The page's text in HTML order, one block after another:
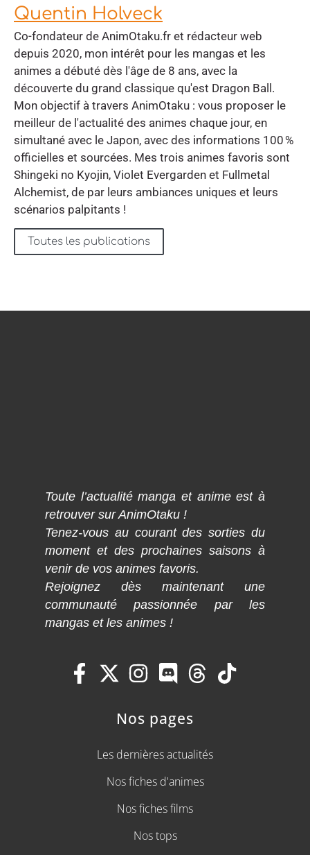
Quentin Holveck
Co-fondateur de AnimOtaku.fr et rédacteur web
depuis 2020, mon intérêt pour les mangas et les
animes a débuté dès l'âge de 8 ans, avec la
découverte du grand classique qu'est Dragon Ball.
Mon objectif à travers AnimOtaku : vous proposer le
meilleur de l'actualité des animes chaque jour, en
simultané avec le Japon, avec des informations 100 %
officielles et sourcées. Mes trois animes favoris sont
Shingeki no Kyojin, Violet Evergarden et Fullmetal
Alchemist, de par leurs ambiances uniques et leurs
scénarios palpitants !
Toutes les publications
Toute l’actualité manga et anime est à
retrouver sur AnimOtaku !
Tenez-vous au courant des sorties du
moment et des prochaines saisons à
venir de vos animes favoris.
Rejoignez dès maintenant une
communauté passionnée par les
mangas et les animes !
Nos pages
Les dernières actualités
Nos fiches d'animes
Nos fiches films
Nos tops